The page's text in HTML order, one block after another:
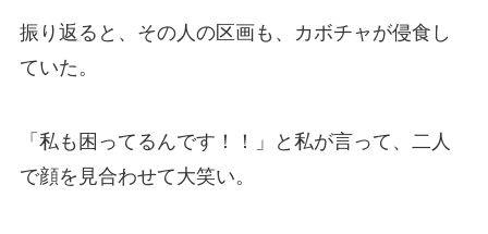
振り返ると、その人の区画も、カボチャが侵食し
ていた。
「私も困ってるんです！！」と私が言って、二人
で顔を見合わせて大笑い。